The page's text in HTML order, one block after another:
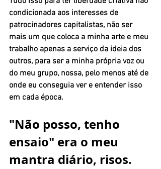
condicionada aos interesses de
patrocinadores capitalistas, não ser
mais um que coloca a minha arte e meu
trabalho apenas a serviço da ideia dos
outros, para ser a minha própria voz ou
do meu grupo, nossa, pelo menos até de
onde eu conseguia ver e entender isso
em cada época.
"Não posso, tenho
ensaio" era o meu
mantra diário, risos.